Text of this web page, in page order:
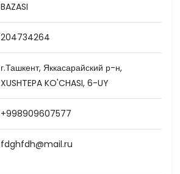
BAZASI
204734264
г.Ташкент, Яккасарайский р-н,
XUSHTEPA KO'CHASI, 6-UY
+998909607577
fdghfdh@mail.ru